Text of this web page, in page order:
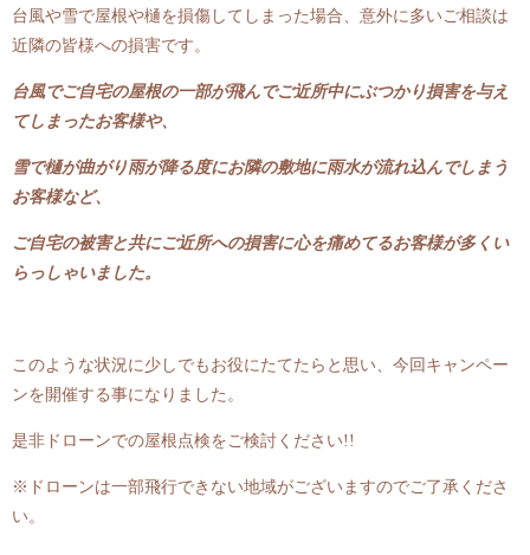
台風や雪で屋根や樋を損傷してしまった場合、意外に多いご相談は
近隣の皆様への損害です。
台風でご自宅の屋根の一部が飛んでご近所中にぶつかり損害を与え
てしまったお客様や、
雪で樋が曲がり雨が降る度にお隣の敷地に雨水が流れ込んでしまう
お客様など、
ご自宅の被害と共にご近所への損害に心を痛めてるお客様が多くい
らっしゃいました。
このような状況に少しでもお役にたてたらと思い、今回キャンペー
ンを開催する事になりました。
是非ドローンでの屋根点検をご検討ください!!
※ドローンは一部飛行できない地域がございますのでご了承くださ
い。